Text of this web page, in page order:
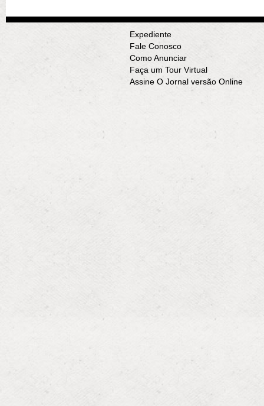
Expediente
Fale Conosco
Como Anunciar
Faça um Tour Virtual
Assine O Jornal versão Online